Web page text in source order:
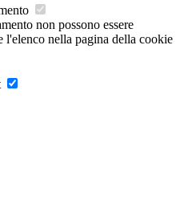
non possono essere
l'elenco nella pagina della cookie